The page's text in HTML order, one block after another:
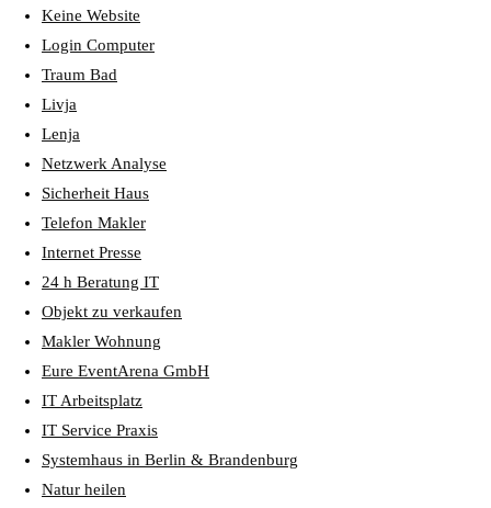
Keine Website
Login Computer
Traum Bad
Livja
Lenja
Netzwerk Analyse
Sicherheit Haus
Telefon Makler
Internet Presse
24 h Beratung IT
Objekt zu verkaufen
Makler Wohnung
Eure EventArena GmbH
IT Arbeitsplatz
IT Service Praxis
Systemhaus in Berlin & Brandenburg
Natur heilen